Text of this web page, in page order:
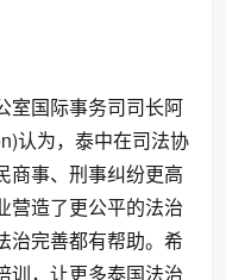
国际事务司司长阿
认为，泰中在司法协
商事、刑事纠纷更高
营造了更公平的法治
治完善都有帮助。希
训，让更多泰国法治